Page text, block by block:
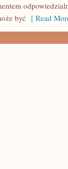
być [ Read